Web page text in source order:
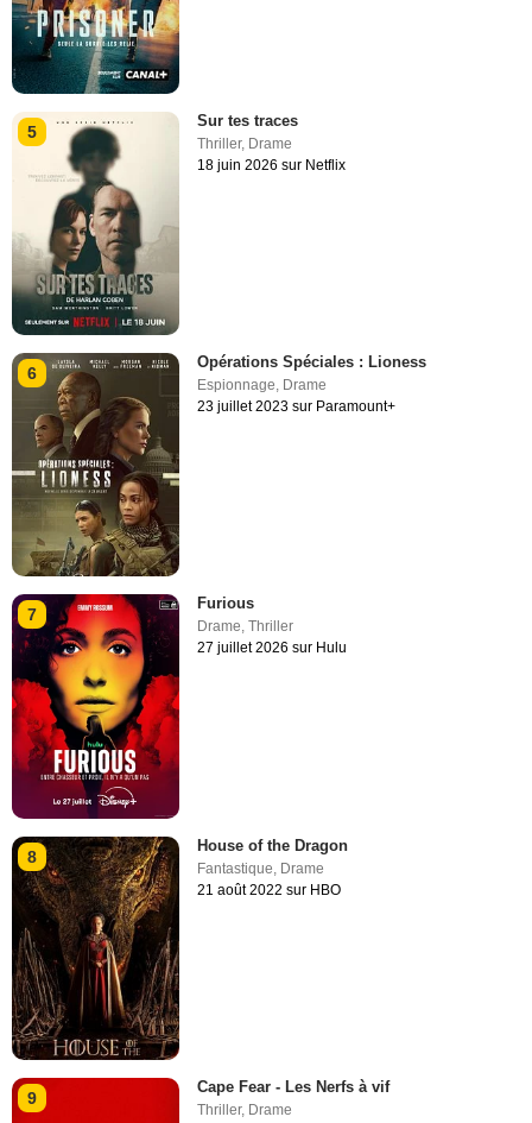
5
Sur tes traces
Thriller, Drame
18 juin 2026 sur Netflix
6
Opérations Spéciales : Lioness
Espionnage, Drame
23 juillet 2023 sur Paramount+
7
Furious
Drame,Thriller
27 juillet 2026 sur Hulu
8
House of the Dragon
Fantastique Drame
21 août 2022 sur HBO
9
Cape Fear - Les Nerfs à vif
Thriller, Drame